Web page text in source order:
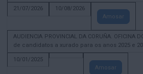
21/07/2026
10/08/2026
Amosar
AUDIENCIA PROVINCIAL DA CORUÑA. OFICINA
de candidatos a xurado para os anos 2025 e
10/01/2025
Amosar